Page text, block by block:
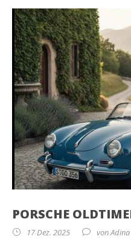
PORSCHE
17 Dez. 2025 vonAdina